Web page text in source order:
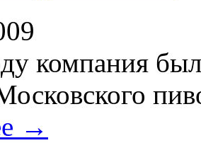
компания
→